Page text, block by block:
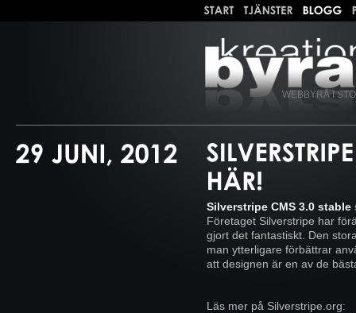
WEBBYRÅ I
Silverstripe CMS 3.0 stable
Företaget Silverstripe har
gjort det fantastiskt. Den
man ytterligare förbättrar
att designen är en av de
Läs mer på Silverstripe.org: